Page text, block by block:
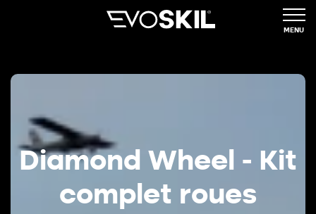
MENU
Diamond Wheel - Kit
complet roues